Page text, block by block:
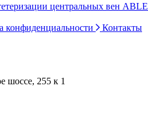
центральных вен ABLE
конфиденциальности
Контакты
шоссе, 255 к 1